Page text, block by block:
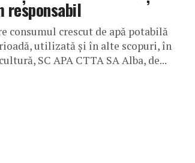
responsabil
consumul crescut de apă potabilă
utilizată și în alte scopuri, în
SC APA CTTA SA Alba, de...